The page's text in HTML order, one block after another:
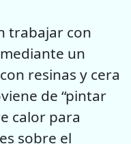
trabajar con
un
resinas y cera
de “pintar
calor para
sobre el